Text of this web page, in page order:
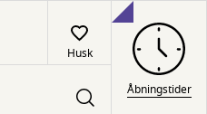
Husk
Åbningstider